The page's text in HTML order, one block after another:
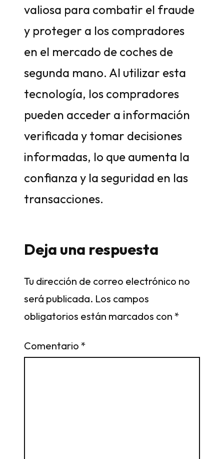
valiosa para combatir el fraude
y proteger a los compradores
en el mercado de coches de
segunda mano. Al utilizar esta
tecnología, los compradores
pueden acceder a información
verificada y tomar decisiones
informadas, lo que aumenta la
confianza y la seguridad en las
transacciones.
Deja una respuesta
Tu dirección de correo electrónico no
será publicada. Los campos
obligatorios están marcados con *
Comentario *